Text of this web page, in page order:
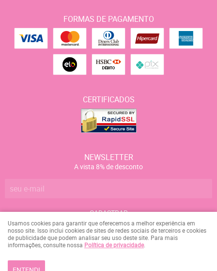
FORMAS DE PAGAMENTO
CERTIFICADOS
NEWSLETTER
A vista 8% de desconto
CADASTRAR
Marcelo Campos da Silva CNPJ: 084.158.107-09
Usamos cookies para garantir que oferecemos a melhor experiência em
nosso site. Isso inclui cookies de sites de redes sociais de terceiros e cookies
de publicidade que podem analisar seu uso deste site. Para mais
informações, consulte nossa Política de privacidade.